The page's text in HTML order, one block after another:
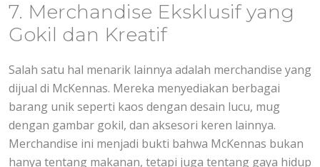
7. Merchandise Eksklusif yang
Gokil dan Kreatif
Salah satu hal menarik lainnya adalah merchandise yang
dijual di McKennas. Mereka menyediakan berbagai
barang unik seperti kaos dengan desain lucu, mug
dengan gambar gokil, dan aksesori keren lainnya.
Merchandise ini menjadi bukti bahwa McKennas bukan
hanya tentang makanan, tetapi juga tentang gaya hidup